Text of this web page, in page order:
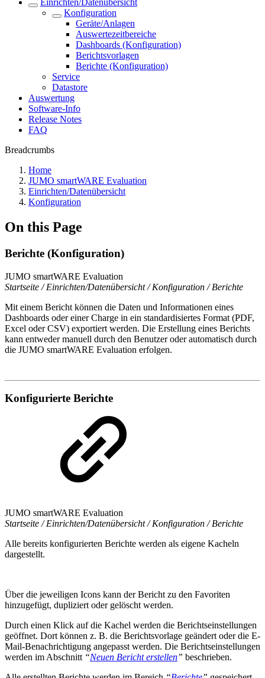
Einrichten/Datenübersicht
Konfiguration
Geräte/Anlagen
Auswertezeitbereiche
Dashboards (Konfiguration)
Berichtsvorlagen
Berichte (Konfiguration)
Service
Datastore
Auswertung
Software-Info
Release Notes
FAQ
Breadcrumbs
Home
JUMO smartWARE Evaluation
Einrichten/Datenübersicht
Konfiguration
On this Page
Berichte (Konfiguration)
JUMO smartWARE Evaluation
Startseite / Einrichten/Datenübersicht / Konfiguration / Berichte
Mit einem Bericht können die Daten und Informationen eines
Dashboards oder einer Charge in ein standardisiertes Format (PDF,
Excel oder CSV) exportiert werden. Die Erstellung eines Berichts
kann entweder manuell durch den Benutzer oder automatisch durch
die JUMO smartWARE Evaluation erfolgen.
Konfigurierte Berichte
JUMO smartWARE Evaluation
Startseite / Einrichten/Datenübersicht / Konfiguration / Berichte
Alle bereits konfigurierten Berichte werden als eigene Kacheln
dargestellt.
Über die jeweiligen Icons kann der Bericht zu den Favoriten
hinzugefügt, dupliziert oder gelöscht werden.
Durch einen Klick auf die Kachel werden die Berichtseinstellungen
geöffnet. Dort können z. B. die Berichtsvorlage geändert oder die E-
Mail-Benachrichtigung angepasst werden. Die Berichtseinstellungen
werden im Abschnitt “Neuen Bericht erstellen” beschrieben.